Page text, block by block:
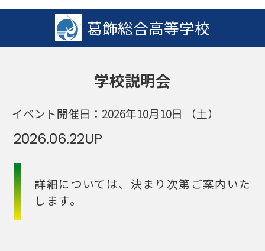
葛飾総合高等学校
学校説明会
イベント開催日： 2026年10月10日 （土）
2026.06.22UP
詳細については、決まり次第ご案内いた
します。